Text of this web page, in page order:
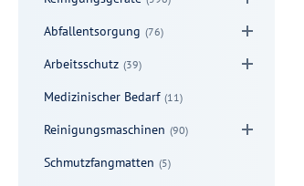
Abfallentsorgung (76)
Arbeitsschutz (39)
Medizinischer Bedarf (11)
Reinigungsmaschinen (90)
Schmutzfangmatten (5)